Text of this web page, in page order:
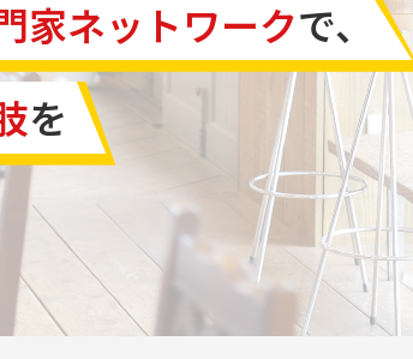
家ネットワークで、
を